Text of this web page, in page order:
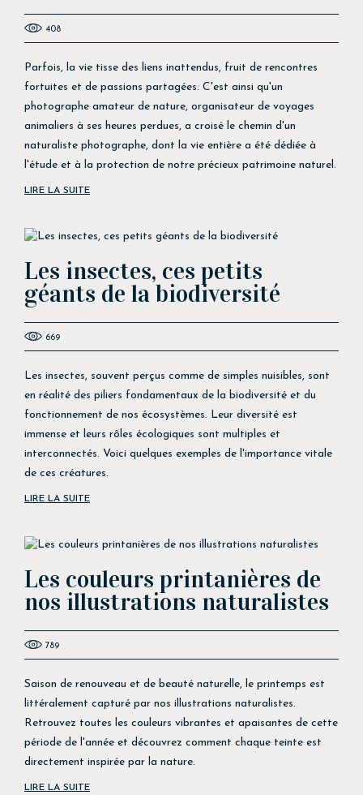
408
Parfois, la vie tisse des liens inattendus, fruit de rencontres
fortuites et de passions partagées. C'est ainsi qu'un
photographe amateur de nature, organisateur de voyages
animaliers à ses heures perdues, a croisé le chemin d'un
naturaliste photographe, dont la vie entière a été dédiée à
l'étude et à la protection de notre précieux patrimoine naturel.
LIRE LA SUITE
Les insectes, ces petits
géants de la biodiversité
669
Les insectes, souvent perçus comme de simples nuisibles, sont
en réalité des piliers fondamentaux de la biodiversité et du
fonctionnement de nos écosystèmes. Leur diversité est
immense et leurs rôles écologiques sont multiples et
interconnectés. Voici quelques exemples de l'importance vitale
de ces créatures.
LIRE LA SUITE
Les couleurs printanières de
nos illustrations naturalistes
789
Saison de renouveau et de beauté naturelle, le printemps est
littéralement capturé par nos illustrations naturalistes.
Retrouvez toutes les couleurs vibrantes et apaisantes de cette
période de l'année et découvrez comment chaque teinte est
directement inspirée par la nature.
LIRE LA SUITE